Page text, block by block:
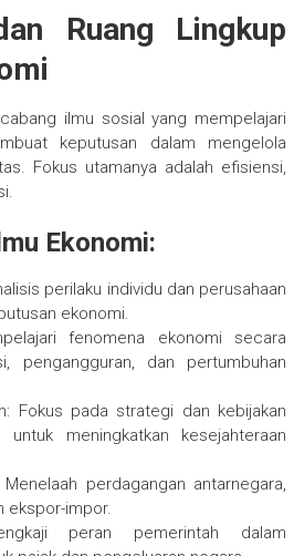
Ruang Lingkup
ilmu sosial yang mempelajari
keputusan dalam mengelola
Fokus utamanya adalah efisiensi,
Ekonomi:
perilaku individu dan perusahaan
ekonomi.
fenomena ekonomi secara
pengangguran, dan pertumbuhan
Fokus pada strategi dan kebijakan
untuk meningkatkan kesejahteraan
perdagangan antarnegara,
ekspor-impor.
peran pemerintah dalam